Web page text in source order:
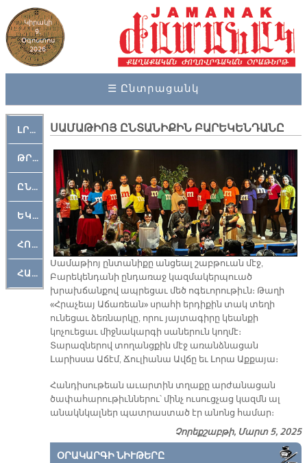
Կիրակի
9,
Օգոստոս
2026
☰ Ընտրացանկ
ԼՐԱՀՈՍ
ԹՐՔԱՀԱՅ ԿԵԱՆՔ
ԸՆԿԵՐԱՄՇԱԿՈՒԹԱՅԻՆ
ԵԿԵՂԵՑԱԿԱՆ
ՀՈԳԵՄՏԱՒՈՐ
ՀԱՐԹԱԿ
ՍԱՄԱԹԻՈՅ ԸՆՏԱՆԻՔԻՆ ԲԱՐԵԿԵՆԴԱՆԸ
Սամաթիոյ ընտանիքը անցեալ շաբթուան մէջ,
Բարեկենդանի ընդառաջ կազմակերպուած
խրախճանքով ապրեցաւ մեծ ոգեւորութիւն։ Թաղի
«Հրաչեայ Աճառեան» սրահի երդիքին տակ տեղի
ունեցաւ ձեռնարկը, որու յայտագիրը կեանքի
կոչուեցաւ միջնակարգի սաներուն կողմէ։
Տարազներով տողանցքին մէջ առանձնացան
Լարիսսա Աճէմ, Ճուլիանա Ավճը եւ Լորա Աքքայա։
Հանդիսութեան աւարտին տղաքը արժանացան
ծափահարութիւններու՝ մինչ ուսուցչաց կազմն ալ
անակնկալներ պատրաստած էր անոնց համար։
Չորեքշաբթի, Մարտ 5, 2025
ՕՐԱԿԱՐԳԻ ՆԻՒԹԵՐԸ